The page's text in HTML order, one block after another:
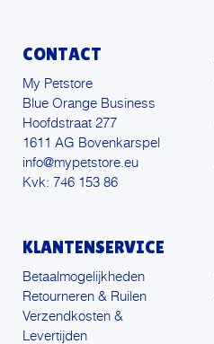
CONTACT
My Petstore
Blue Orange Business
Hoofdstraat 277
1611 AG Bovenkarspel
info@mypetstore.eu
Kvk: 746 153 86
KLANTENSERVICE
Betaalmogelijkheden
Retourneren & Ruilen
Verzendkosten &
Levertijden